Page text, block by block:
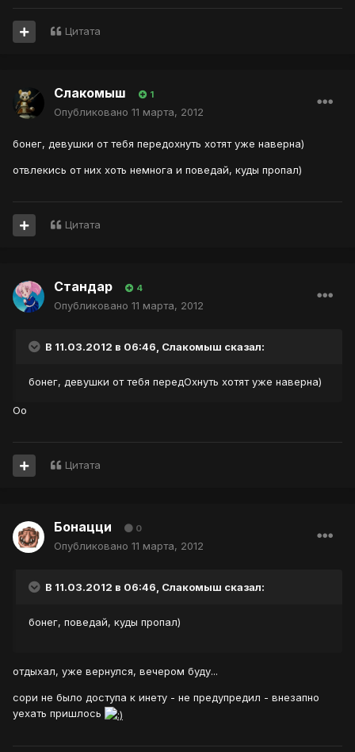
Цитата
Слакомыш 1
Опубликовано 11 марта, 2012
бонег, девушки от тебя передохнуть хотят уже наверна)
отвлекись от них хоть немнога и поведай, куды пропал)
Цитата
Стандар 4
Опубликовано 11 марта, 2012
В 11.03.2012 в 06:46, Слакомыш сказал:
бонег, девушки от тебя передОхнуть хотят уже наверна)
Оо
Цитата
Бонацци 0
Опубликовано 11 марта, 2012
В 11.03.2012 в 06:46, Слакомыш сказал:
бонег, поведай, куды пропал)
отдыхал, уже вернулся, вечером буду...
сори не было доступа к инету - не предупредил - внезапно
уехать пришлось